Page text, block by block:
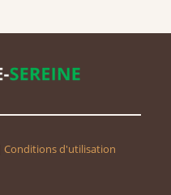
Conditions d'utilisation